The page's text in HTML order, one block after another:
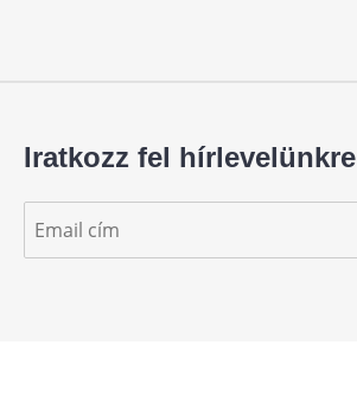
Iratkozz fel hírlevelünkre